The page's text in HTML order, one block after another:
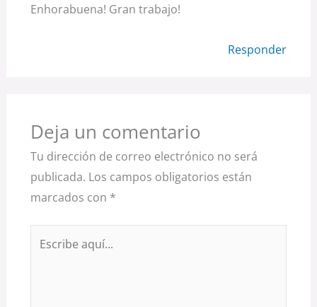
Enhorabuena! Gran trabajo!
Responder
Deja un comentario
Tu dirección de correo electrónico no será
publicada. Los campos obligatorios están
marcados con *